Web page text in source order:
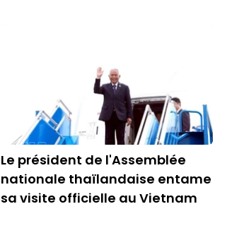
Le président de l'Assemblée
nationale thaïlandaise entame
sa visite officielle au Vietnam